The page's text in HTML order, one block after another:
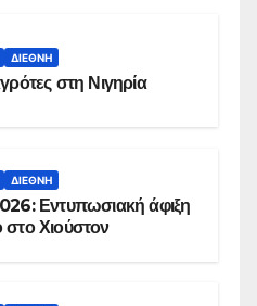
ΔΙΕΘΝΉ
στη Νιγηρία
ΔΙΕΘΝΉ
Εντυπωσιακή άφιξη
Χιούστον